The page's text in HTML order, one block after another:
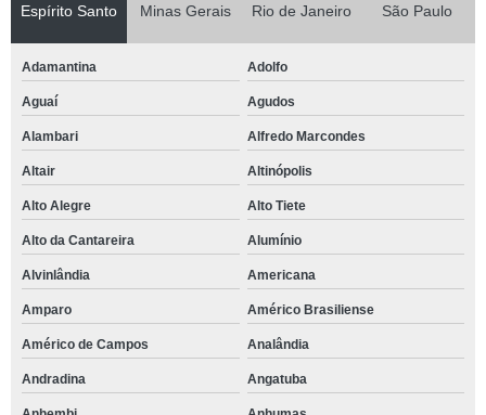
Espírito Santo Minas Gerais Rio de Janeiro São Paulo
Adamantina Adolfo
Aguaí Agudos
Alambari Alfredo Marcondes
Altair Altinópolis
Alto Alegre Alto Tiete
Alto da Cantareira Alumínio
Alvinlândia Americana
Amparo Américo Brasiliense
Américo de Campos Analândia
Andradina Angatuba